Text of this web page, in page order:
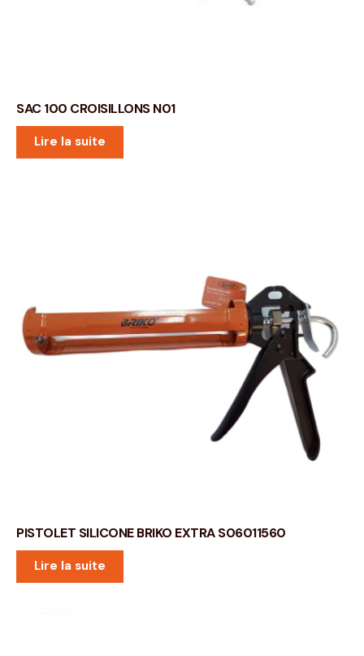
SAC 100 CROISILLONS N01
Lire la suite
PISTOLET SILICONE BRIKO EXTRA S06011560
Lire la suite